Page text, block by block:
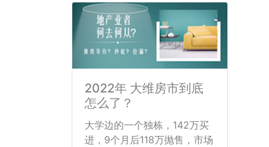
2022年 大维房市到底
怎么了？
大学边的一个独栋，142万买
进，9个月后118万抛售，市场